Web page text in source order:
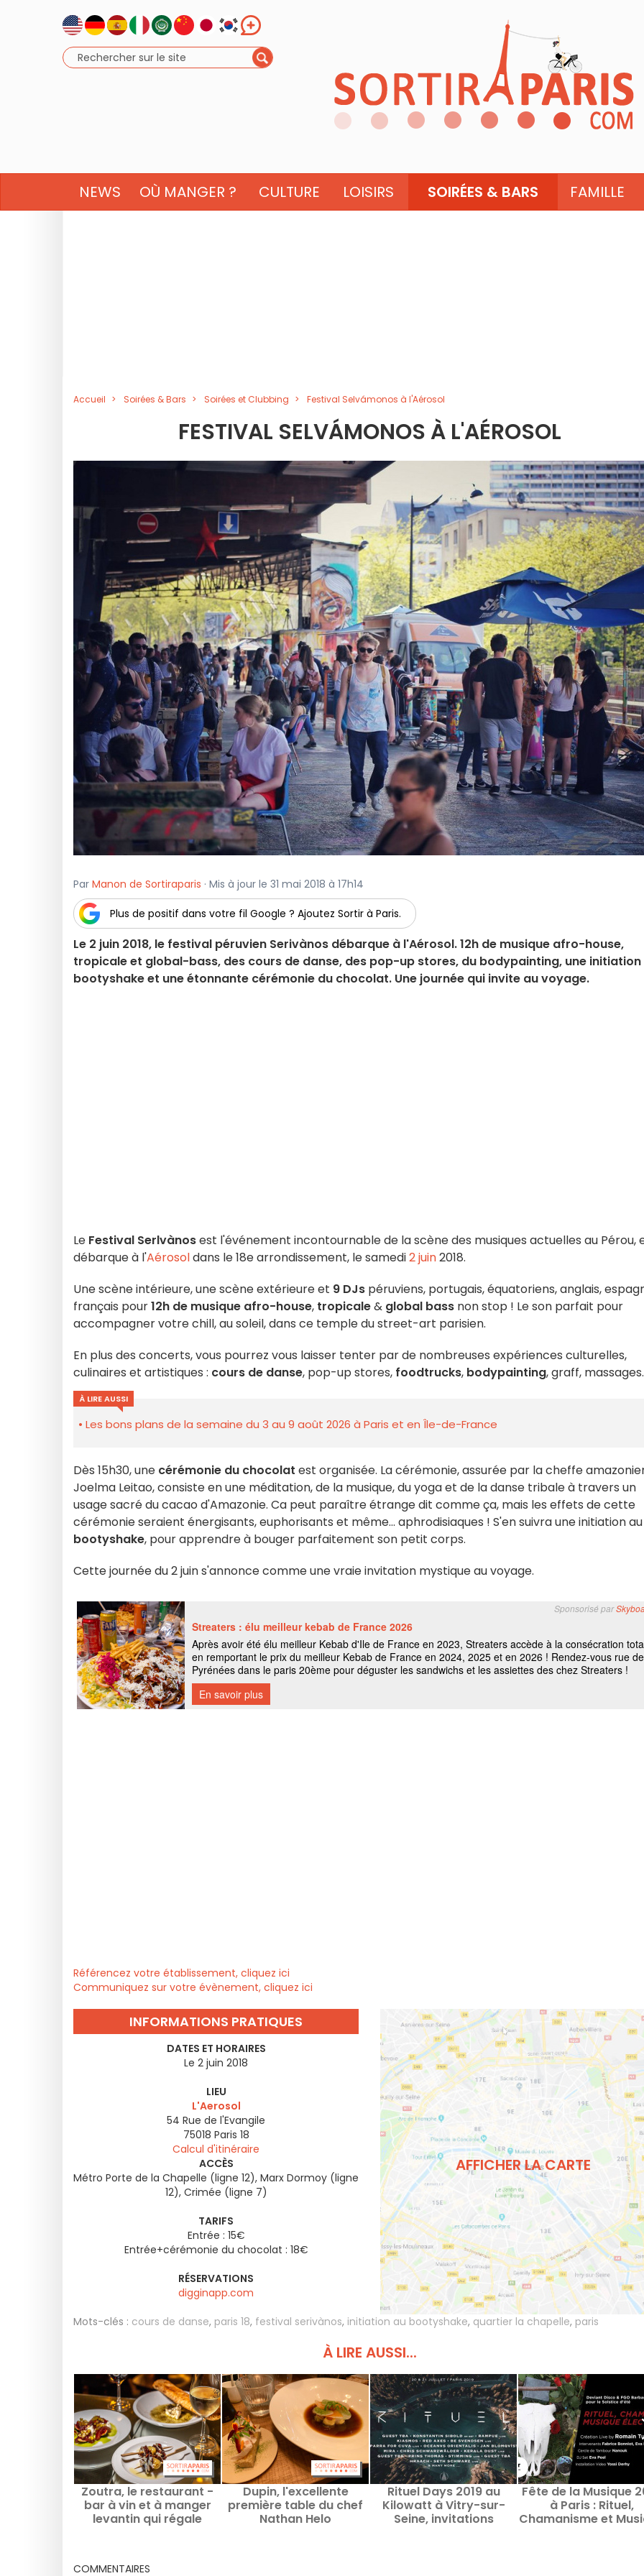
NEWS OÙ MANGER ? CULTURE LOISIRS SOIRÉES & BARS FAMILLE
Accueil Soirées & Bars Soirées et Clubbing Festival Selvámonos à l'Aérosol
FESTIVAL SELVÁMONOS À L'AÉROSOL
Par Manon de Sortiraparis · Mis à jour le 31 mai 2018 à 17h14
Plus de positif dans votre fil Google ? Ajoutez Sortir à Paris.
Le 2 juin 2018, le festival péruvien Serivànos débarque à l'Aérosol. 12h de musique afro-house,
tropicale et global-bass, des cours de danse, des pop-up stores, du bodypainting, une initiation
bootyshake et une étonnante cérémonie du chocolat. Une journée qui invite au voyage.
Le Festival Serlvànosest l'événement incontournable de la scène des musiques actuelles au Pérou,
débarque à l'Aérosoldans le 18e arrondissement, le samedi2 juin2018.
Une scène intérieure, une scène extérieure et 9 DJs péruviens, portugais, équatoriens, anglais,
français pour12h de musique afro-house, tropicale& global bass non stop ! Le son parfait pour
accompagner votre chill, au soleil, dans ce temple du street-art parisien.
En plus des concerts, vous pourrez vous laisser tenter par de nombreuses expériences culturelles,
culinaires et artistiques : cours de danse, pop-up stores, foodtrucks, bodypainting, graff,
À LIRE AUSSI
Les bons plans de la semaine du 3 au 9 août 2026 à Paris et en Île-de-France
Dès 15h30, une cérémonie du chocolat est organisée. La cérémonie, assurée par la cheffe
Joelma Leitao, consiste en une méditation, de la musique, du yoga et de la danse tribale à travers un
usage sacré du cacao d'Amazonie. Ca peut paraître étrange dit comme ça, mais les effets de cette
cérémonie seraient énergisants, euphorisants et même... aphrodisiaques ! S'en suivra une initiation au
bootyshake, pour apprendre à bouger parfaitement son petit corps.
Cette journée du 2 juin s'annonce comme une vraie invitation mystique au voyage.
Référencez votre établissement, cliquez ici
Communiquez sur votre évènement, cliquez ici
INFORMATIONS PRATIQUES
DATES ET HORAIRES
Le 2 juin 2018
LIEU
L'Aerosol
54 Rue de l'Evangile
75018 Paris 18
Calcul d'itinéraire
ACCÈS
Métro Porte de la Chapelle (ligne 12), Marx Dormoy (ligne
12), Crimée (ligne 7)
TARIFS
Entrée : 15€
Entrée+cérémonie du chocolat : 18€
RÉSERVATIONS
digginapp.com
AFFICHER LA CARTE
Mots-clés : cours de danse, paris 18, festival serivànos, initiation au bootyshake, quartier la chapelle, paris
À LIRE AUSSI...
Zoutra, le restaurant -
bar à vin et à manger
levantin qui régale
Dupin, l'excellente
première table du chef
Nathan Helo
Rituel Days 2019 au
Kilowatt à Vitry-sur-
Seine, invitations
Fête de la Musique
à Paris : Rituel,
Chamanisme et
COMMENTAIRES